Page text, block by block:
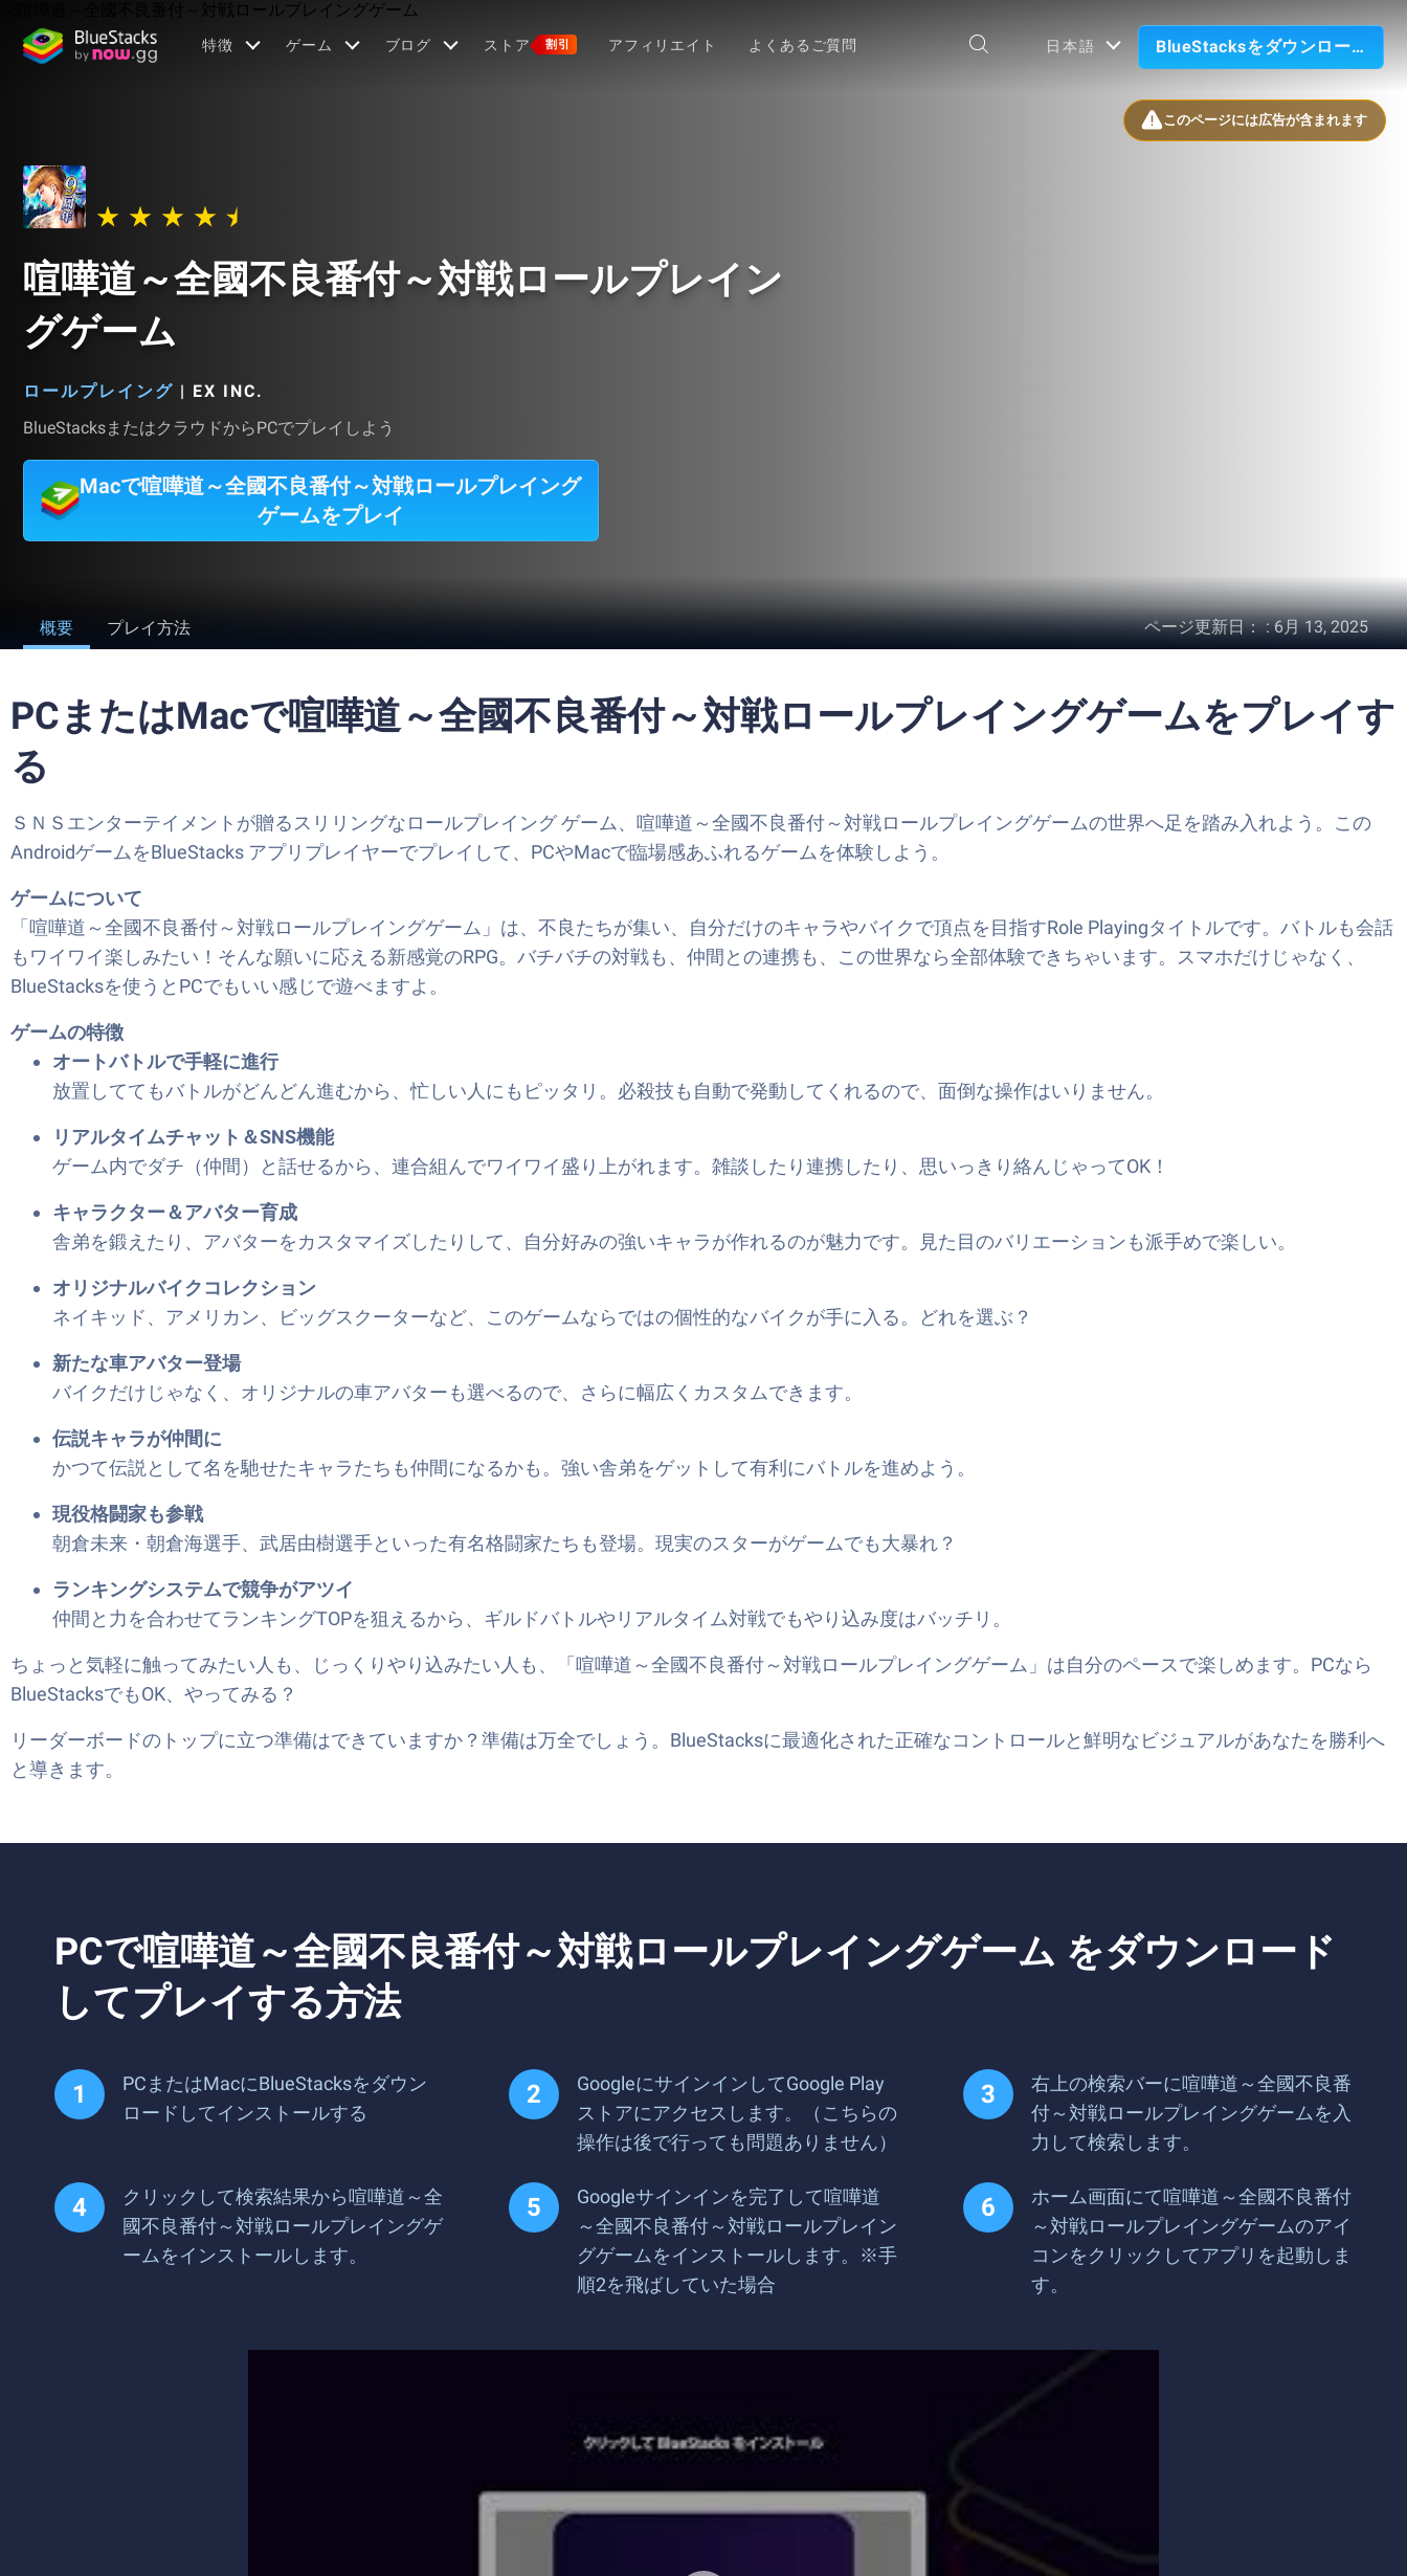
特徴 ゲーム ブログ ストア 割引 アフィリエイト よくあるご質問 日本語 BlueStacksをダウンロード
このページには広告が含まれます
喧嘩道～全國不良番付～対戦ロールプレイン
グゲーム
ロールプレイング | EX INC.
BlueStacksまたはクラウドからPCでプレイしよう
Macで喧嘩道～全國不良番付～対戦ロールプレイング
ゲームをプレイ
概要 プレイ方法 ページ更新日：:6月 13, 2025
PCまたはMacで喧嘩道～全國不良番付～対戦ロールプレイングゲームをプレイす
る
ＳＮＳエンターテイメントが贈るスリリングなロールプレイング ゲーム、喧嘩道～全國不良番付～対戦ロールプレイングゲームの世界へ足を踏み入れよう。この
AndroidゲームをBlueStacks アプリプレイヤーでプレイして、PCやMacで臨場感あふれるゲームを体験しよう。
ゲームについて
「喧嘩道～全國不良番付～対戦ロールプレイングゲーム」は、不良たちが集い、自分だけのキャラやバイクで頂点を目指すRole Playingタイトルです。バトルも会話
もワイワイ楽しみたい！そんな願いに応える新感覚のRPG。バチバチの対戦も、仲間との連携も、この世界なら全部体験できちゃいます。スマホだけじゃなく、
BlueStacksを使うとPCでもいい感じで遊べますよ。
ゲームの特徴
オートバトルで手軽に進行
放置しててもバトルがどんどん進むから、忙しい人にもピッタリ。必殺技も自動で発動してくれるので、面倒な操作はいりません。
リアルタイムチャット＆SNS機能
ゲーム内でダチ（仲間）と話せるから、連合組んでワイワイ盛り上がれます。雑談したり連携したり、思いっきり絡んじゃってOK！
キャラクター＆アバター育成
舎弟を鍛えたり、アバターをカスタマイズしたりして、自分好みの強いキャラが作れるのが魅力です。見た目のバリエーションも派手めで楽しい。
オリジナルバイクコレクション
ネイキッド、アメリカン、ビッグスクーターなど、このゲームならではの個性的なバイクが手に入る。どれを選ぶ？
新たな車アバター登場
バイクだけじゃなく、オリジナルの車アバターも選べるので、さらに幅広くカスタムできます。
伝説キャラが仲間に
かつて伝説として名を馳せたキャラたちも仲間になるかも。強い舎弟をゲットして有利にバトルを進めよう。
現役格闘家も参戦
朝倉未来・朝倉海選手、武居由樹選手といった有名格闘家たちも登場。現実のスターがゲームでも大暴れ？
ランキングシステムで競争がアツイ
仲間と力を合わせてランキングTOPを狙えるから、ギルドバトルやリアルタイム対戦でもやり込み度はバッチリ。
ちょっと気軽に触ってみたい人も、じっくりやり込みたい人も、「喧嘩道～全國不良番付～対戦ロールプレイングゲーム」は自分のペースで楽しめます。PCなら
BlueStacksでもOK、やってみる？
リーダーボードのトップに立つ準備はできていますか？準備は万全でしょう。BlueStacksに最適化された正確なコントロールと鮮明なビジュアルがあなたを勝利へ
と導きます。
PCで喧嘩道～全國不良番付～対戦ロールプレイングゲーム をダウンロード
してプレイする方法
PCまたはMacにBlueStacksをダウン
ロードしてインストールする
GoogleにサインインしてGoogle Play
ストアにアクセスします。（こちらの
操作は後で行っても問題ありません）
右上の検索バーに喧嘩道～全國不良番
付～対戦ロールプレイングゲームを入
力して検索します。
クリックして検索結果から喧嘩道～全
國不良番付～対戦ロールプレイングゲ
ームをインストールします。
Googleサインインを完了して喧嘩道
～全國不良番付～対戦ロールプレイン
グゲームをインストールします。※手
順2を飛ばしていた場合
ホーム画面にて喧嘩道～全國不良番付
～対戦ロールプレイングゲームのアイ
コンをクリックしてアプリを起動しま
す。